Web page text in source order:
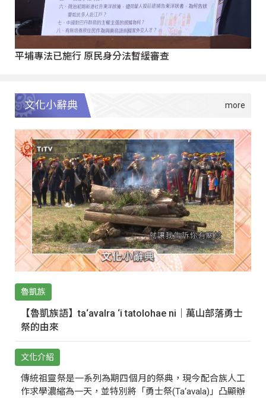
平埔專法已施行 原民身分法暫緩審查
文化小辭典
魯凱族
【魯凱族語】ta‘avalra ‘i tatolohae ni｜萬山部落勇士
祭的由來
文化介紹
傳統祖靈祭是一系列為期四個月的祭典，現今配合族人工
作求學濃縮為一天，並特別將「勇士祭(Ta‘avala)」凸顯辦